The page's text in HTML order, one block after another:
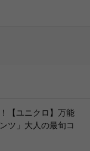
【ユニクロ】万能
ツ」大人の最旬コ